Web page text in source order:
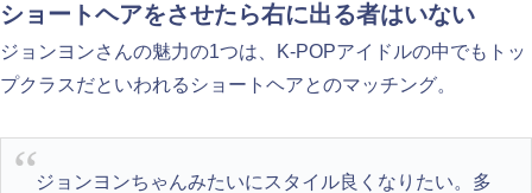
ショートヘアをさせたら右に出る者はいない
ジョンヨンさんの魅力の1つは、K-POPアイドルの中でもトッ
プクラスだといわれるショートヘアとのマッチング。
ジョンヨンちゃんみたいにスタイル良くなりたい。多